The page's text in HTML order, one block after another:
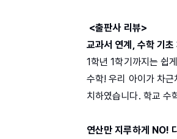
<출판사 리뷰>
교과서 연계, 수학 기초
1학년 1학기까지는 쉽
수학! 우리 아이가 차
치하였습니다. 학교 수
연산만 지루하게 NO!